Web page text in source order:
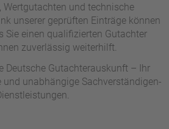
Wertgutachten und technische
unserer geprüften Einträge können
Sie einen qualifizierten Gutachter
zuverlässig weiterhilft.
Deutsche Gutachterauskunft – Ihr
und unabhängige Sachverständigen-